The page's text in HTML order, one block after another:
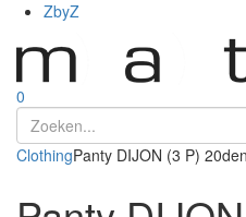
ZbyZ
0
ClothingPanty DIJON (3 P) 20den